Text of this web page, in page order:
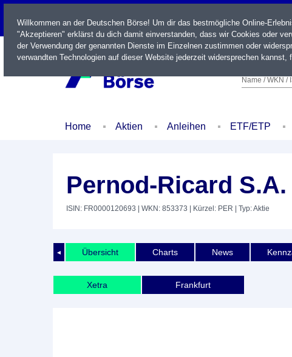
LIVE
Name / WKN /
Home Aktien Anleihen ETF/ETP
Pernod-Ricard S.A.
ISIN: FR0000120693 | WKN: 853373 | Kürzel: PER | Typ: Aktie
◄ Übersicht Charts News
Xetra Frankfurt
Willkommen an der Deutschen Börse! Um dir das bestmögliche Online-
"Akzeptieren" erklärst du dich damit einverstanden, dass wir Cookies oder
der Verwendung der genannten Dienste im Einzelnen zustimmen oder
verwandten Technologien auf dieser Website jederzeit widersprechen kannst,